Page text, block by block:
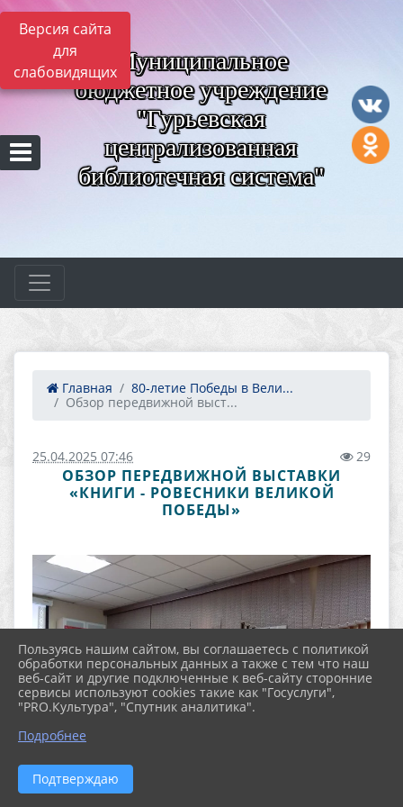
Версия сайта
для
слабовидящих Муниципальное
бюджетное учреждение
"Гурьевская
централизованная
библиотечная система"
Главная
80‑летие Победы в Вели...
Обзор передвижной выст...
25.04.2025 07:46 29
ОБЗОР ПЕРЕДВИЖНОЙ ВЫСТАВКИ
«КНИГИ - РОВЕСНИКИ ВЕЛИКОЙ
ПОБЕДЫ»
Пользуясь нашим сайтом, вы соглашаетесь с политикой
обработки персональных данных а также с тем что наш
веб-сайт и другие подключенные к веб-сайту сторонние
сервисы используют cookies такие как "Госуслуги",
"PRO.Культура", "Спутник аналитика".
Подробнее
Подтверждаю